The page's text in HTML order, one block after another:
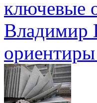
ключевые
Владимир